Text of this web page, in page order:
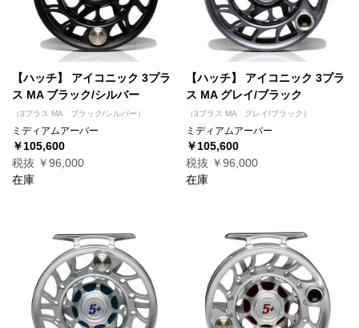
【ハッチ】 アイコニック 3プラ
ス MA ブラック/シルバー
（3プラス MA ブラック/シルバー）
ミディアムアーバー
￥105,600
税抜 ￥96,000
在庫
【ハッチ】 アイコニック 3プラ
ス MA グレイ/ブラック
（3プラス MA グレイ/ブラック）
ミディアムアーバー
￥105,600
税抜 ￥96,000
在庫